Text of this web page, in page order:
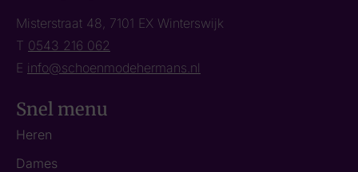
Misterstraat 48, 7101 EX Winterswijk
T 0543 216 062
E info@schoenmodehermans.nl
Snel menu
Heren
Dames